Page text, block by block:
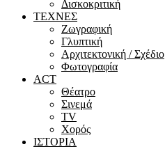
Δισκοκριτική
ΤΕΧΝΕΣ
Ζωγραφική
Γλυπτική
Αρχιτεκτονική / Σχέδιο
Φωτογραφία
ACT
Θέατρο
Σινεμά
ΤV
Χορός
ΙΣΤΟΡΙΑ